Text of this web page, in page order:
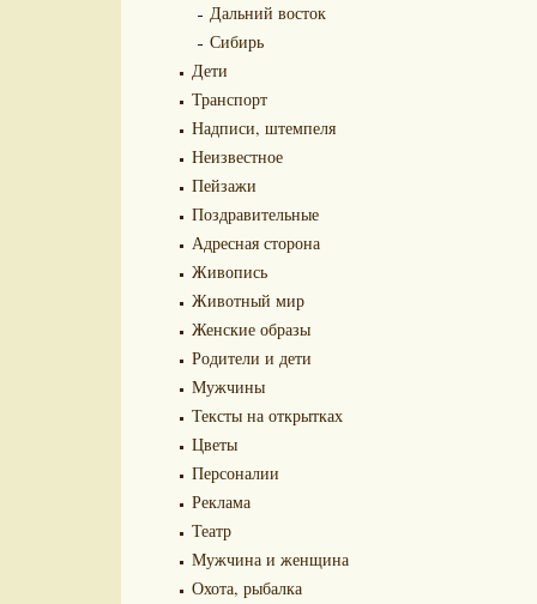
Дальний восток
Сибирь
Дети
Транспорт
Надписи, штемпеля
Неизвестное
Пейзажи
Поздравительные
Адресная сторона
Живопись
Животный мир
Женские образы
Родители и дети
Мужчины
Тексты на открытках
Цветы
Персоналии
Реклама
Театр
Мужчина и женщина
Охота, рыбалка